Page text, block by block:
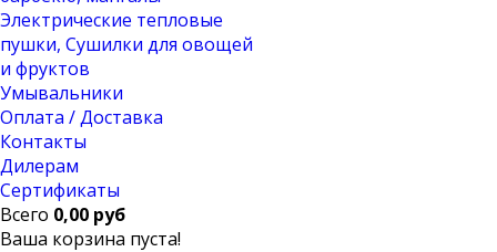
Электрические тепловые
пушки, Сушилки для овощей
и фруктов
Умывальники
Оплата / Доставка
Контакты
Дилерам
Сертификаты
Всего 0,00 руб
Ваша корзина пуста!